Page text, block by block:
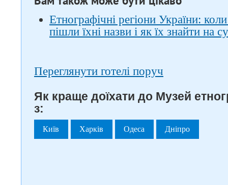
Етнографічні регіони України:
пішли їхні назви і як їх знайти на
Переглянути готелі поруч
Як краще доїхати до Музей
з:
Київ Харків Одеса Дніпро